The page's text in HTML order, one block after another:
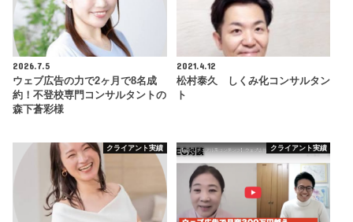
2026.7.5
ウェブ広告の力で2ヶ月で8名成
約！不登校専門コンサルタントの
森下蒼彩様
2021.4.12
松村泰久 しくみ化コンサルタン
ト
クライアント実績 クライアント実績